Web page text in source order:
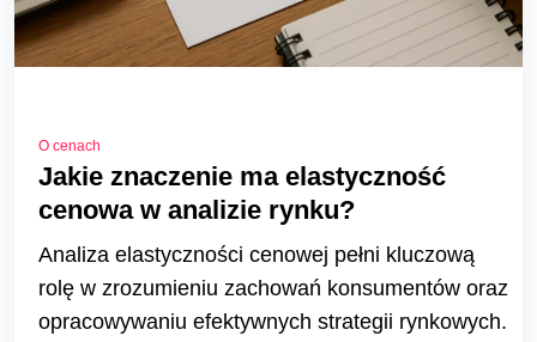
O cenach
Jakie znaczenie ma elastyczność
cenowa w analizie rynku?
Analiza elastyczności cenowej pełni kluczową
rolę w zrozumieniu zachowań konsumentów oraz
opracowywaniu efektywnych strategii rynkowych.